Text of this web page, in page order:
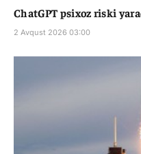
ChatGPT psixoz riski
2 Avqust 2026 03:00